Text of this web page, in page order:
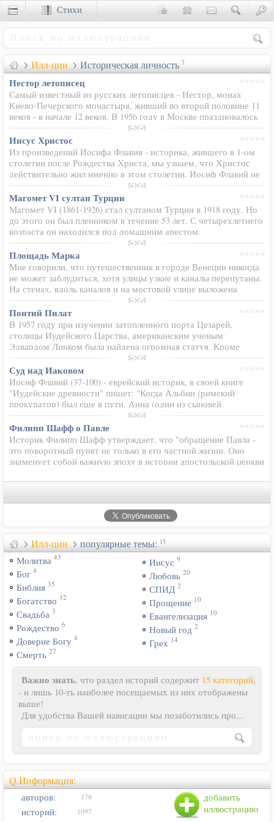
Илл-ции Историческая личность 7
Нестор летописец
Самый известный из русских летописцев - Нестор, монах
Киево-Печерского монастыря, живший во второй половине 11
веков - в начале 12 веков. В 1956 году в Москве праздновалось
900-летие со дня рождения Нестора.
Иисус Христос
Из произведений Иосифа Флавия - историка, жившего в 1-ом
столетии после Рождества Христа, мы узнаем, что Христос
действительно жил именно в этом столетии. Иосиф Флавий не
раз отмечал также, что наш Спаситель имел последователей,
был распят…
Магомет VI султан Турции
Магомет VI (1861-1926) стал султаном Турции в 1918 году. Но
до этого он был пленником в течение 53 лет. С четырехлетнего
возраста он находился под домашним арестом.
Площадь Марка
Мне говорили, что путешественник в городе Венеции никогда
не может заблудиться, хотя улицы узкие и каналы перепутаны.
На стенах, вдоль каналов и на мостовой улице выложена
полоса из красного камня, следуя которой всегда выйдешь на
площадь…
Понтий Пилат
В 1957 году при изучении затопленного порта Цезарей,
столицы Иудейского Царства, американским ученым
Эдвардом Линком была найдена огромная статуя. Кроме
статуи, археологи-подводники нашли на дне обломки здания
библиотеки, мраморные колонны…
Суд над Иаковом
Иосиф Флавий (37-100) - еврейский историк, в своей книге
"Иудейские древности" пишет: "Когда Альбин (римский
прокуратор) был еще в пути, Анна (один из сыновей
первосвященника Анны) собрал синедрион на юридический
совет и…
Филипп Шафф о Павле
Историк Филипп Шафф утверждает, что "обращение Павла -
это поворотный пункт не только в его частной жизни. Оно
знаменует собой важную эпоху в истории апостольской церкви
своими…
Илл-ции популярные темы: 15
Молитва 43
Бог 4
Библия 35
Богатство 32
Свадьба 3
Рождество 6
Доверие Богу 4
Смерть 27
Иисус 9
Любовь 20
СПИД 2
Прощение 10
Евангелизация 10
Новый год 2
Грех 14
Важно знать, что раздел историй содержит 15 категорий,
- и лишь 10-ть наиболее посещаемых из них отображены
выше!
Для удобства Вашей навигации мы позаботились про...
Q.Информация:
добавить
иллюстрацию
авторов: 178
историй: 1097
Стихи